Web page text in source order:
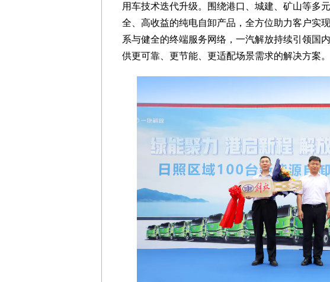
用车技术迭代升级。围绕港口、城建、矿山等多
全、高收益的纯电自卸产品，全方位助力客户实
系与健全的终端服务网络，一汽解放持续引领国
供更可靠、更节能、更适配场景需求的解决方案。